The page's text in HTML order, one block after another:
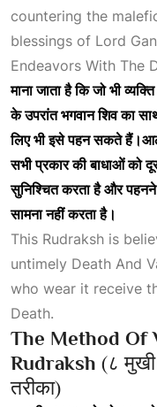
countering the
blessings of Lord
Endeavors With The
मानाजाताहैकिजोभीव्यक्ति
केउपरांतभगवानशिवका
लिएभीइसेपहनसकते
सभीप्रकारकीबाधाओंको
सुनिश्चितकरताहैऔर
सामनानहींकरताहै।
This Rudraksh is
untimely Death And
who wear it receive
Death.
The Method Of
Rudraksh (८ मुखी
तरीका)